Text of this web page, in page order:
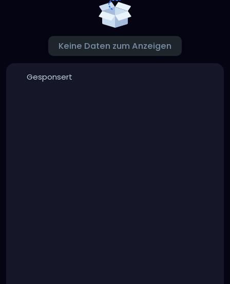
Keine Daten zum Anzeigen
Gesponsert